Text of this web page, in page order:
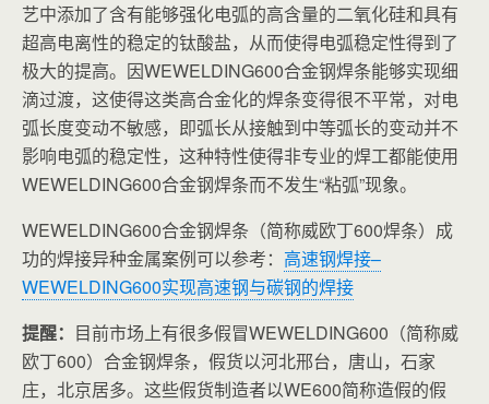
艺中添加了含有能够强化电弧的高含量的二氧化硅和具有
超高电离性的稳定的钛酸盐，从而使得电弧稳定性得到了
极大的提高。因WEWELDING600合金钢焊条能够实现细
滴过渡，这使得这类高合金化的焊条变得很不平常，对电
弧长度变动不敏感，即弧长从接触到中等弧长的变动并不
影响电弧的稳定性，这种特性使得非专业的焊工都能使用
WEWELDING600合金钢焊条而不发生“粘弧”现象。
WEWELDING600合金钢焊条（简称威欧丁600焊条） 成
功的焊接异种金属案例可以参考： 高速钢焊接–
WEWELDING600实现高速钢与碳钢的焊接
提醒： 目前市场上有很多假冒WEWELDING600（简称威
欧丁600）合金钢焊条，假货以河北邢台，唐山，石家
庄，北京居多。这些假货制造者以WE600简称造假的假